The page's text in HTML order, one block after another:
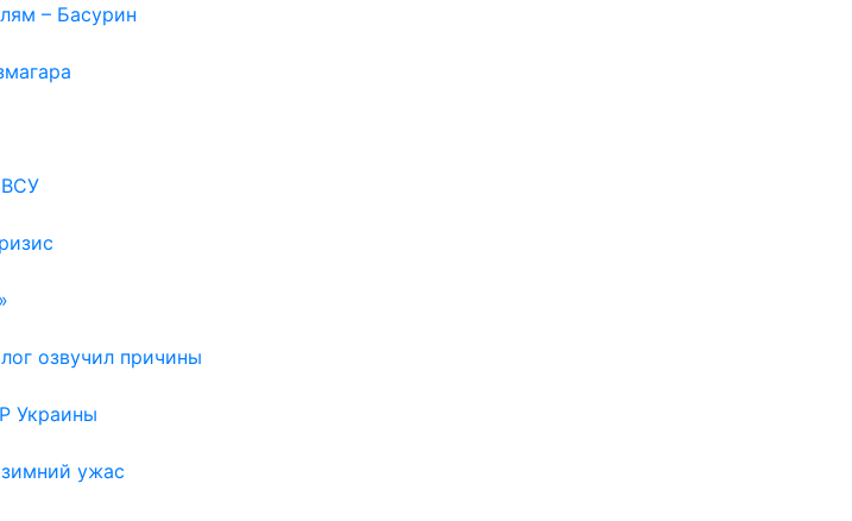
– Басурин
ВСУ
озвучил причины
Украины
ужас